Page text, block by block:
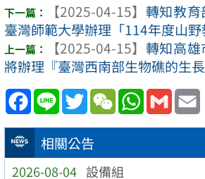
相關公告
2026-08-04 設備組
【2025-04-15】 轉知教
臺灣師範大學辦理「114年度山野
【2025-04-15】 轉知高
將辦理『臺灣西南部生物礁的生
Facebook
Line TwitterWeChatWhatsApp
Gmail